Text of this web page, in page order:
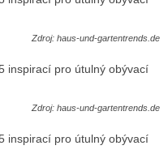
Zdroj: haus-und-gartentrends.de
Zdroj: haus-und-gartentrends.de